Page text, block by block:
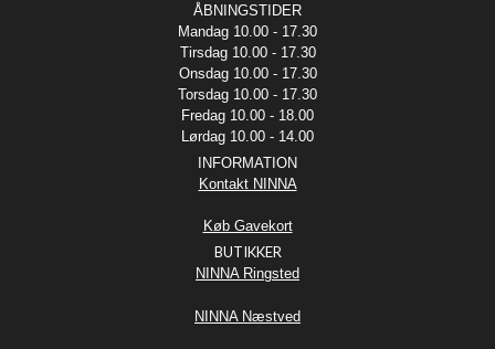
ÅBNINGSTIDER
Mandag 10.00 - 17.30
Tirsdag 10.00 - 17.30
Onsdag 10.00 - 17.30
Torsdag 10.00 - 17.30
Fredag 10.00 - 18.00
Lørdag 10.00 - 14.00
INFORMATION
Kontakt NINNA
Køb Gavekort
BUTIKKER
NINNA Ringsted
NINNA Næstved